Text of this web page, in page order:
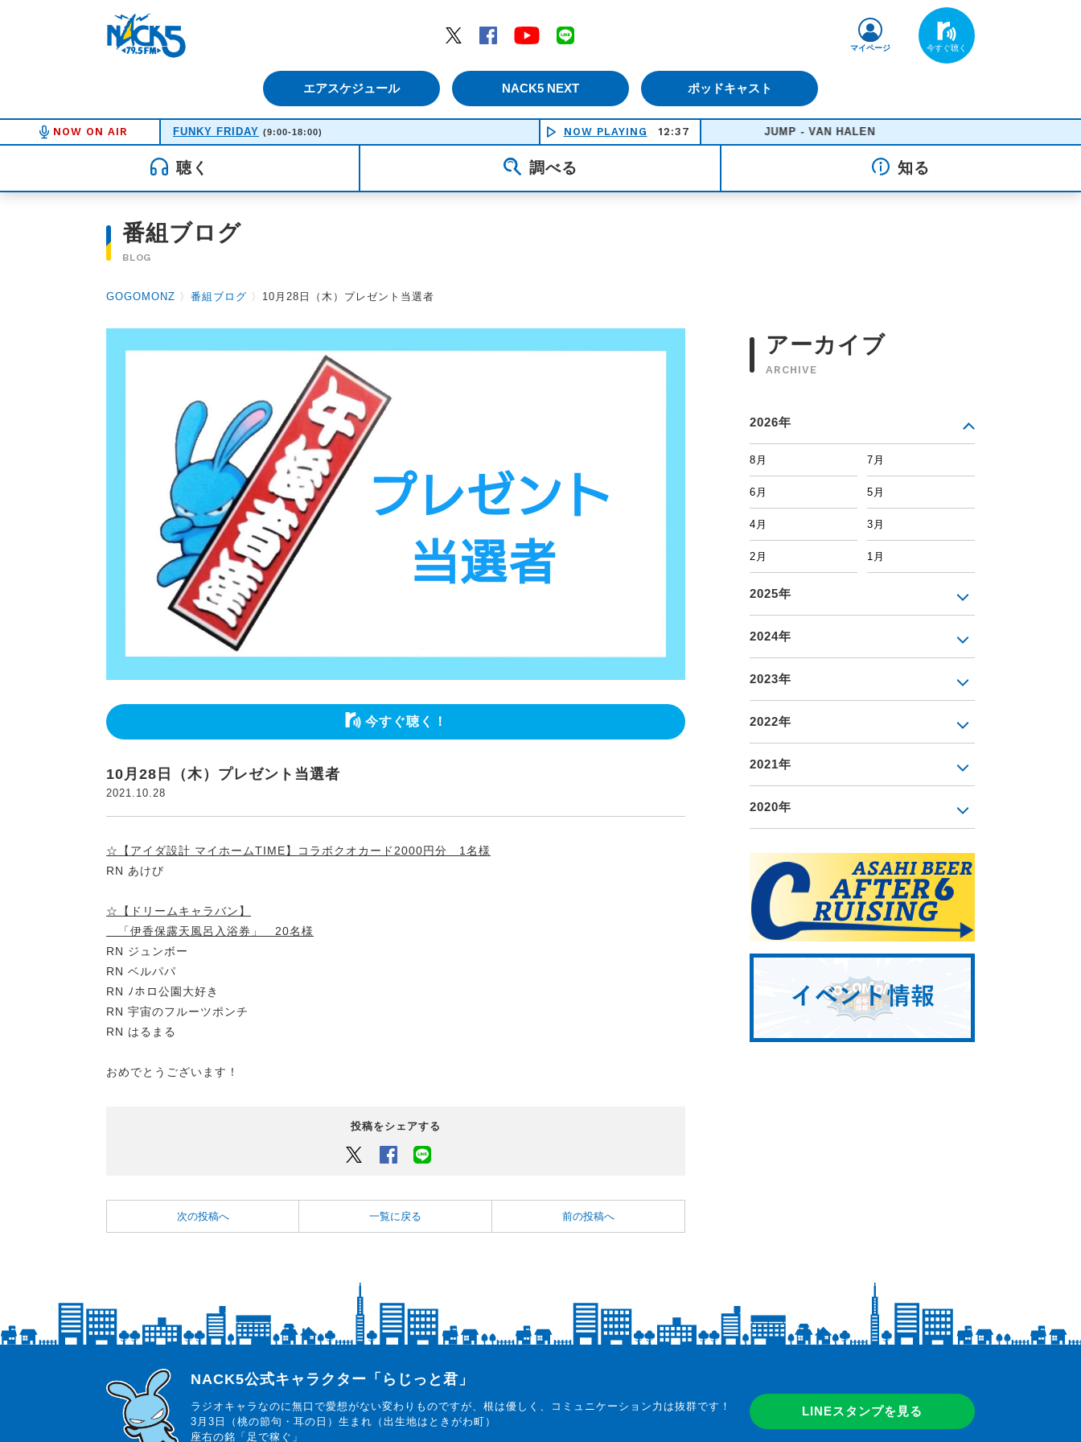
Twitter
Facebook YouTube
エアスケジュール NACK5 NEXT ポッドキャスト
マイページ
NOW ON AIR FUNKY FRIDAY (9:00-18:00) NOW PLAYING 12:37 JUMP - VAN HALEN
聴く 調べる 知る
番組ブログ
BLOG
GOGOMONZ 〉 番組ブログ 〉 10月28日（木）プレゼント当選者
今すぐ聴く！
10月28日（木）プレゼント当選者
2021.10.28
☆【アイダ設計 マイホームTIME】コラボクオカード2000円分 1名様
RN あけび
☆【ドリームキャラバン】
「伊香保露天風呂入浴券」 20名様
RN ジュンボー
RN ベルパパ
RN ﾉホロ公園大好き
RN 宇宙のフルーツポンチ
RN はるまる
おめでとうございます！
投稿をシェアする
Twitter Facebook
次の投稿へ 一覧に戻る 前の投稿へ
アーカイブ
ARCHIVE
2026年
8月 7月
6月 5月
4月 3月
2月 1月
2025年
2024年
2023年
2022年
2021年
2020年
らじっと君
NACK5公式キャラクター「らじっと君」
ラジオキャラなのに無口で愛想がない変わりものですが、根は優しく、コミュニケーション力は抜群です！
3月3日（桃の節句・耳の日）生まれ（出生地はときがわ町）
座右の銘「足で稼ぐ」
LINEスタンプを見る